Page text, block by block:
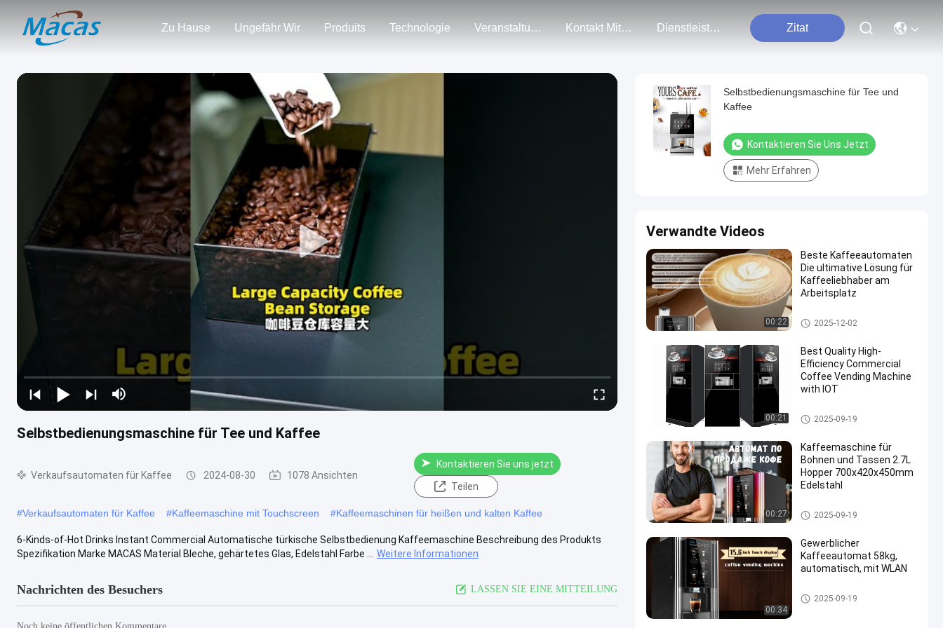
Zu Hause Ungefähr Wir Produits Technologie Veranstaltungen Kontakt Mit Uns Dienstleistungen Zitat
Selbstbedienungsmaschine für Tee und Kaffee
Verkaufsautomaten für Kaffee 2024-08-30 1078 Ansichten
Kontaktieren Sie uns jetzt
Teilen
#Verkaufsautomaten für Kaffee #Kaffeemaschine mit Touchscreen #Kaffeemaschinen für heißen und kalten Kaffee
6-Kinds-of-Hot Drinks Instant Commercial Automatische türkische Selbstbedienung Kaffeemaschine Beschreibung des Produkts
Spezifikation Marke MACAS Material Bleche, gehärtetes Glas, Edelstahl Farbe ...
Weitere Informationen
Nachrichten des Besuchers LASSEN SIE EINE MITTEILUNG
Noch keine öffentlichen Kommentare
Selbstbedienungsmaschine für Tee und
Kaffee
Kontaktieren Sie Uns Jetzt
Mehr Erfahren
Verwandte Videos
00:22
Beste Kaffeeautomaten
Die ultimative Lösung für
Kaffeeliebhaber am
Arbeitsplatz
Verkaufsautomaten für Kaffee
2025-12-02
00:21
Best Quality High-
Efficiency Commercial
Coffee Vending Machine
with IOT
Verkaufsautomaten für Kaffee
2025-09-19
00:27
Kaffeemaschine für
Bohnen und Tassen 2.7L
Hopper 700x420x450mm
Edelstahl
Verkaufsautomaten für Kaffee
2025-09-19
00:34
Gewerblicher
Kaffeeautomat 58kg,
automatisch, mit WLAN
Verkaufsautomaten für Kaffee
2025-09-19